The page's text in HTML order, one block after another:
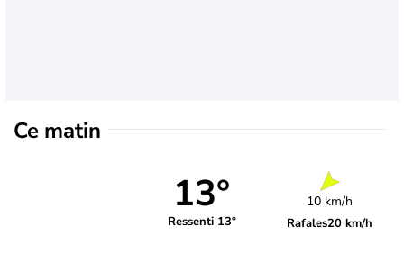
Ce matin
13°
Ressenti 13°
10 km/h
Rafales20 km/h